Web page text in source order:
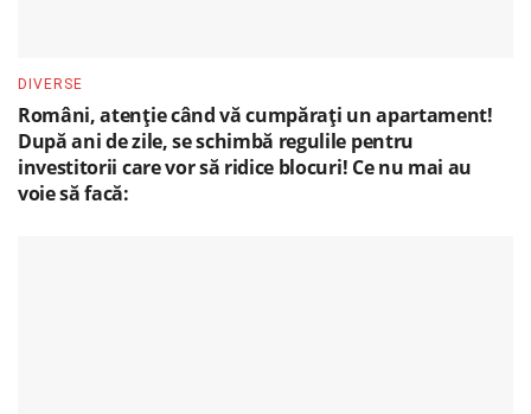
DIVERSE
Români, atenție când vă cumpărați un apartament!
După ani de zile, se schimbă regulile pentru
investitorii care vor să ridice blocuri! Ce nu mai au
voie să facă: